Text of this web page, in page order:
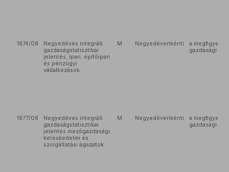
1874/08
Negyedéves integrált
gazdaságstatisztikai
jelentés, ipari, építőipari
és pénzügyi
vállalkozások
M Negyedévenkénti
a
gazdasági
1877/08
Negyedéves integrált
gazdaságstatisztikai
jelentés mezőgazdasági,
kereskedelmi és
szolgáltatási ágazatok
M Negyedévenkénti
a
gazdasági